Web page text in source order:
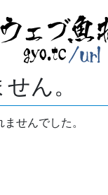
ん。
せんでした。